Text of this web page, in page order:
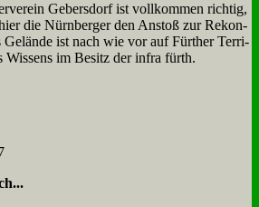
Ge­bers­dorf ist voll­kom­men rich­tig,
die Nürn­ber­ger den An­stoß zur Re­kon­
Ge­län­de ist nach wie vor auf Für­ther Ter­ri­
Wis­sens im Be­sitz der in­f­ra fürth.